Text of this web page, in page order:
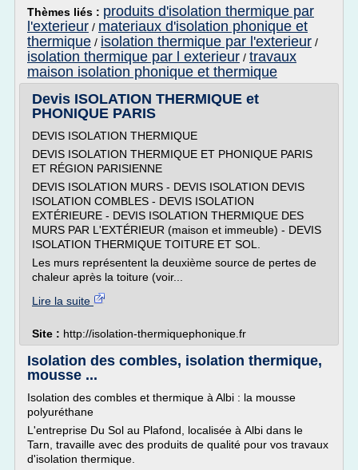
Thèmes liés : produits d'isolation thermique par
l'exterieur / materiaux d'isolation phonique et
thermique / isolation thermique par l'exterieur /
isolation thermique par l exterieur / travaux
maison isolation phonique et thermique
Devis ISOLATION THERMIQUE et
PHONIQUE PARIS
DEVIS ISOLATION THERMIQUE
DEVIS ISOLATION THERMIQUE ET PHONIQUE PARIS
ET RÉGION PARISIENNE
DEVIS ISOLATION MURS - DEVIS ISOLATION DEVIS
ISOLATION COMBLES - DEVIS ISOLATION
EXTÉRIEURE - DEVIS ISOLATION THERMIQUE DES
MURS PAR L'EXTÉRIEUR (maison et immeuble) - DEVIS
ISOLATION THERMIQUE TOITURE ET SOL.
Les murs représentent la deuxième source de pertes de
chaleur après la toiture (voir...
Lire la suite
Site : http://isolation-thermiquephonique.fr
Isolation des combles, isolation thermique,
mousse ...
Isolation des combles et thermique à Albi : la mousse
polyuréthane
L'entreprise Du Sol au Plafond, localisée à Albi dans le
Tarn, travaille avec des produits de qualité pour vos travaux
d'isolation thermique.